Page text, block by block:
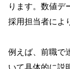
ります。数値デ
採用担当者によ
例えば、前職で
いて具体的に説